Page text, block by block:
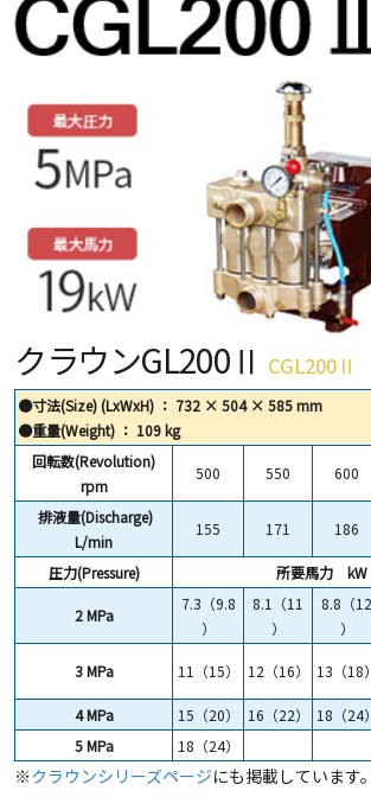
クラウンGL200Ⅱ CGL200Ⅱ
●寸法(Size) (LxWxH) ： 732 × 504 × 585 mm
●重量(Weight) ： 109 kg
回転数(Revolution)
rpm
500 550 600
排液量(Discharge)
L/min
155 171 186
圧力(Pressure) 所要馬力 kW
2 MPa
7.3（9.8
）
8.1（11
）
8.8（12
）
3 MPa 11（15） 12（16） 13（18）
4 MPa
15（20） 16（22）
18（24）
5 MPa
18（24）
※クラウンシリーズページにも掲載しています